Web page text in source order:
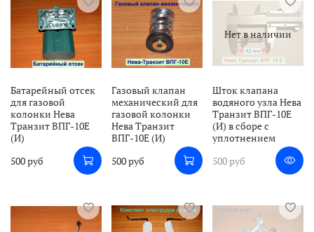
Батарейный отсек
для газовой
колонки Нева
Транзит ВПГ-10Е
(И)
500 руб
Газовый клапан
механический для
газовой колонки
Нева Транзит
ВПГ-10Е (И)
500 руб
Нет в наличии
Шток клапана
водяного узла Нева
Транзит ВПГ-10Е
(И) в сборе с
уплотнением
500 руб